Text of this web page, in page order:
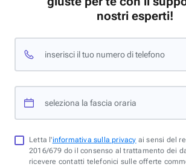
nostri esperti!
inserisci il tuo numero di telefono
seleziona la fascia oraria
Letta l'informativa sulla privacy ai sensi del
2016/679 do il consenso al trattamento dei
ricevere contatti telefonici sulle offerte